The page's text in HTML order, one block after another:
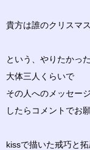
貴方は誰のクリスマ
という、やりたかっ
大体三人くらいで
その人へのメッセー
したらコメントでお
kissで描いた戒巧と